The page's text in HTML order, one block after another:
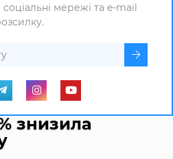
мережі та e-mail
знизила